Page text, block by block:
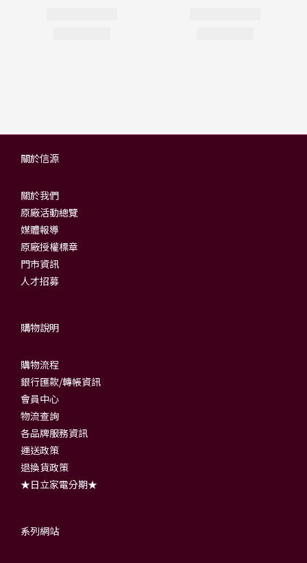
關於信源
關於我們
原廠活動總覽
媒體報導
原廠授權標章
門市資訊
人才招募
購物說明
購物流程
銀行匯款/轉帳資訊
會員中心
物流查詢
各品牌服務資訊
運送政策
退換貨政策
★日立家電分期★
系列網站